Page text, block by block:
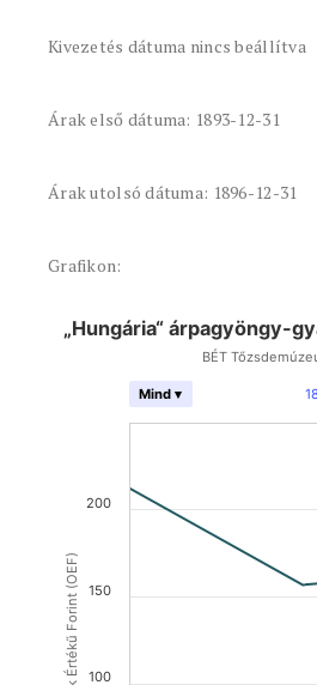
Kivezetés dátuma nincs beállítva
Árak első dátuma: 1893-12-31
Árak utolsó dátuma: 1896-12-31
Grafikon:
Osztrák Értékű Forint (OEF)
„Hungária“ árpagyöngy-
BÉT
Mind ▾
100
150
200